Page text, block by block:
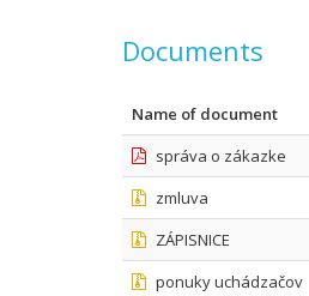
Documents
Name of document
správa o zákazke
zmluva
ZÁPISNICE
ponuky uchádzačov